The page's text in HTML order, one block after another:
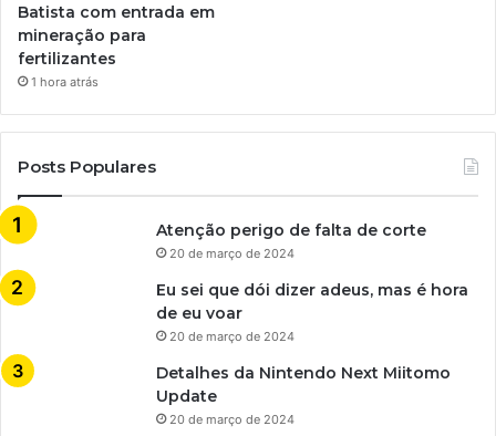
Batista com entrada em
mineração para
fertilizantes
1 hora atrás
Posts Populares
Atenção perigo de falta de corte
20 de março de 2024
Eu sei que dói dizer adeus, mas é hora
de eu voar
20 de março de 2024
Detalhes da Nintendo Next Miitomo
Update
20 de março de 2024